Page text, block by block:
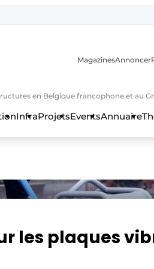
en Belgique francophone et au
MagazinesAnnoncer
InfraProjetsEventsAnnuaire
les plaques